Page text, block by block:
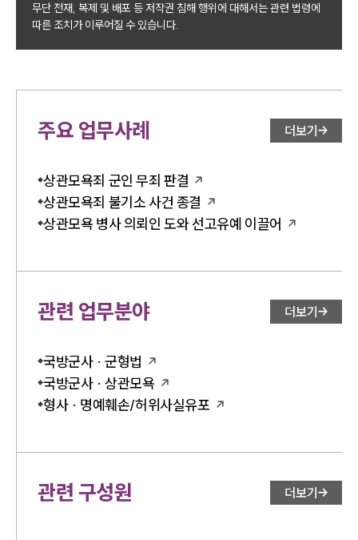
무단 전재, 복제 및 배포 등 저작권 침해 행위에 대해서는 관련 법령에
따른 조치가 이루어질 수 있습니다.
주요 업무사례 더보기
상관모욕죄 군인 무죄 판결
상관모욕죄 불기소 사건 종결
상관모욕 병사 의뢰인 도와 선고유예 이끌어
관련 업무분야 더보기
국방군사 · 군형법
국방군사 · 상관모욕
형사 · 명예훼손/허위사실유포
관련 구성원 더보기